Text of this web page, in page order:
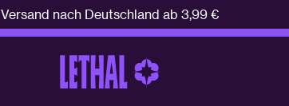
Versand nach Deutschland ab 3,99 €